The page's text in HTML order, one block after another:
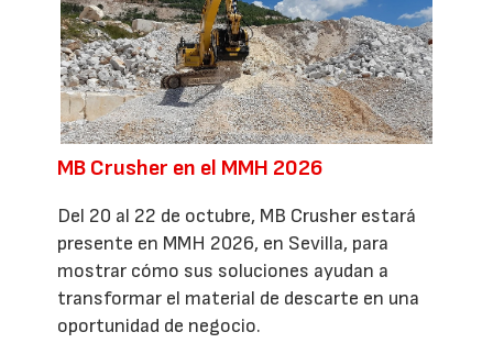
MB Crusher en el MMH 2026
Del 20 al 22 de octubre, MB Crusher estará
presente en MMH 2026, en Sevilla, para
mostrar cómo sus soluciones ayudan a
transformar el material de descarte en una
oportunidad de negocio.